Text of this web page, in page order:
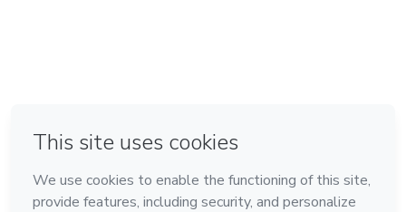
Hecho con❤ en Belo Horizonte